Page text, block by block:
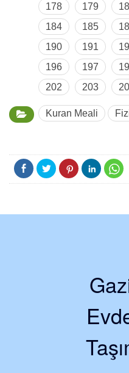
178 179
184
185
190
191
196
197
202
203
Kuran Meali